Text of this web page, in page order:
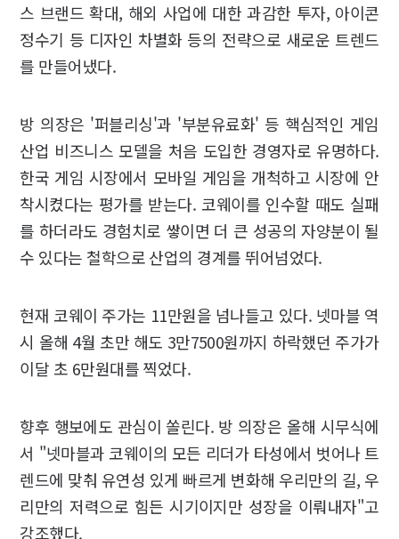
스 브랜드 확대, 해외 사업에 대한 과감한 투자, 아이콘
정수기 등 디자인 차별화 등의 전략으로 새로운 트렌드
를 만들어냈다.
방 의장은 '퍼블리싱'과 '부분유료화' 등 핵심적인 게임
산업 비즈니스 모델을 처음 도입한 경영자로 유명하다.
한국 게임 시장에서 모바일 게임을 개척하고 시장에 안
착시켰다는 평가를 받는다. 코웨이를 인수할 때도 실패
를 하더라도 경험치로 쌓이면 더 큰 성공의 자양분이 될
수 있다는 철학으로 산업의 경계를 뛰어넘었다.
현재 코웨이 주가는 11만원을 넘나들고 있다. 넷마블 역
시 올해 4월 초만 해도 3만7500원까지 하락했던 주가가
이달 초 6만원대를 찍었다.
향후 행보에도 관심이 쏠린다. 방 의장은 올해 시무식에
서 "넷마블과 코웨이의 모든 리더가 타성에서 벗어나 트
렌드에 맞춰 유연성 있게 빠르게 변화해 우리만의 길, 우
리만의 저력으로 힘든 시기이지만 성장을 이뤄내자"고
강조했다.